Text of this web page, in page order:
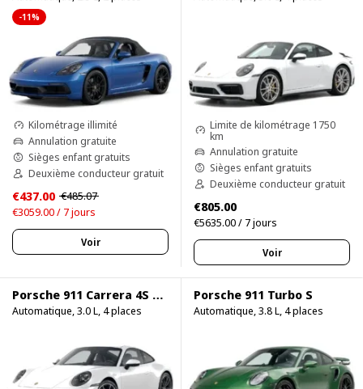
-11%
Kilométrage illimité
Annulation gratuite
Sièges enfant gratuits
Deuxième conducteur gratuit
€437.00 €485.07
€3059.00 / 7 jours
Voir
Limite de kilométrage 1750
km
Annulation gratuite
Sièges enfant gratuits
Deuxième conducteur gratuit
€805.00
€5635.00 / 7 jours
Voir
Porsche 911 Carrera 4S 750HP
Automatique, 3.0 L, 4 places
Porsche 911 Turbo S
Automatique, 3.8 L, 4 places